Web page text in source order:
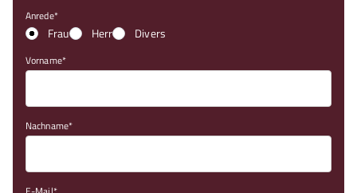
Anrede
Frau Herr Divers
Vorname
Nachname